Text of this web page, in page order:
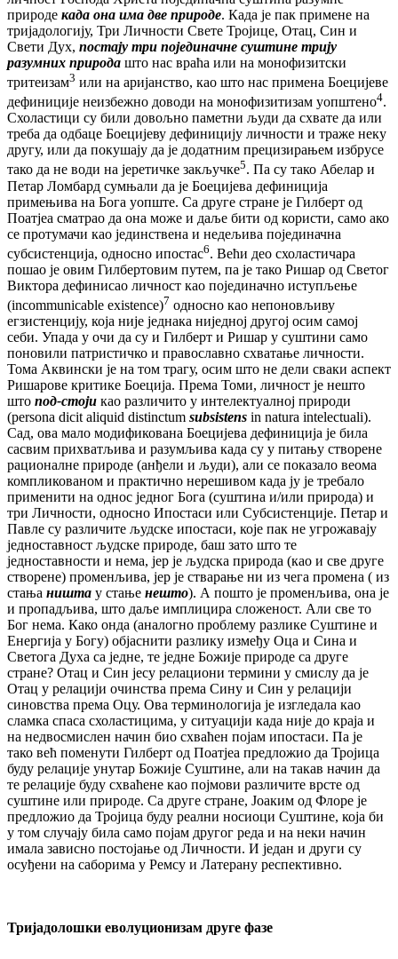
природе када она има две природе. Када је пак примене на
тријадологију, Три Личности Свете Тројице, Отац, Син и
Свети Дух, постају три појединачне суштине трију
разумних природа што нас враћа или на монофизитски
тритеизам3 или на аријанство, као што нас примена Боецијеве
дефиниције неизбежно доводи на монофизитизам уопштено4.
Схоластици су били довољно паметни људи да схвате да или
треба да одбаце Боецијеву дефиницију личности и траже неку
другу, или да покушају да је додатним прецизирањем избрусе
тако да не води на јеретичке закључке5. Па су тако Абелар и
Петар Ломбард сумњали да је Боецијева дефиниција
примењива на Бога уопште. Са друге стране је Гилберт од
Поатјеа сматрао да она може и даље бити од користи, само ако
се протумачи као јединствена и недељива појединачна
субсистенција, односно ипостас6. Већи део схоластичара
пошао је овим Гилбертовим путем, па је тако Ришар од Светог
Виктора дефинисаo личност као појединачно иступљење
(incommunicable existence)7 односно као непоновљиву
егзистенцију, која није једнака ниједној другој осим самој
себи. Упада у очи да су и Гилберт и Ришар у суштини само
поновили патристичко и православно схватање личности.
Тома Аквински је на том трагу, осим што не дели сваки аспект
Ришарове критике Боеција. Према Томи, личност је нешто
што под-стоји као различито у интелектуалној природи
(persona dicit aliquid distinctum subsistens in natura intelectuali).
Сад, ова мало модификована Боецијева дефиниција је била
сасвим прихватљива и разумљива када су у питању створене
рационалне природе (анђели и људи), али се показало веома
компликованом и практично нерешивом када ју је требало
применити на однос једног Бога (суштина и/или природа) и
три Личности, односно Ипостаси или Субсистенције. Петар и
Павле су различите људске ипостаси, које пак не угрожавају
једноставност људске природе, баш зато што те
једноставности и нема, јер је људска природа (као и све друге
створене) променљива, јер је стварање ни из чега промена ( из
стања ништа у стање нешто). А пошто је променљива, она је
и пропадљива, што даље имплицира сложеност. Али све то
Бог нема. Како онда (аналогно проблему разлике Суштине и
Енергија у Богу) објаснити разлику између Оца и Сина и
Светога Духа са једне, те једне Божије природе са друге
стране? Отац и Син јесу релациони термини у смислу да је
Отац у релацији очинства према Сину и Син у релацији
синовства према Оцу. Ова терминологија је изгледала као
сламка спаса схоластицима, у ситуацији када није до краја и
на недвосмислен начин био схваћен појам ипостаси. Па је
тако већ поменути Гилберт од Поатјеа предложио да Тројица
буду релације унутар Божије Суштине, али на такав начин да
те релације буду схваћене као појмови различите врсте од
суштине или природе. Са друге стране, Јоаким од Флоре је
предложио да Тројица буду реални носиоци Суштине, која би
у том случају била само појам другог реда и на неки начин
имала зависно постојање од Личности. И један и други су
осуђени на саборима у Ремсу и Латерану респективно.
Тријадолошки еволуционизам друге фазе